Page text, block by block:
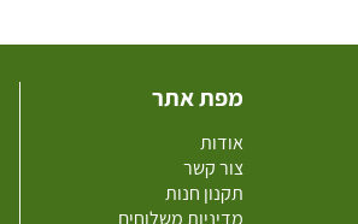
מפת אתר
אודות
צור קשר
תקנון חנות
מדיניות משלוחים